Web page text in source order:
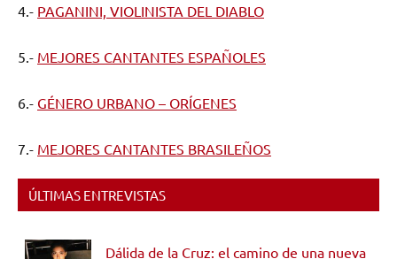
4.- PAGANINI, VIOLINISTA DEL DIABLO
5.- MEJORES CANTANTES ESPAÑOLES
6.- GÉNERO URBANO – ORÍGENES
7.- MEJORES CANTANTES BRASILEÑOS
ÚLTIMAS ENTREVISTAS
Dálida de la Cruz: el camino de una nueva